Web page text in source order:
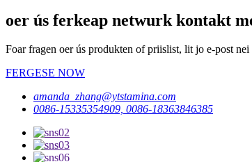
oer ús ferkeap netwurk kontakt
Foar fragen oer ús produkten of priislist, lit jo e-post
FERGESE NOW
amanda_zhang@ytstamina.com
0086-15335354909, 0086-18363846385